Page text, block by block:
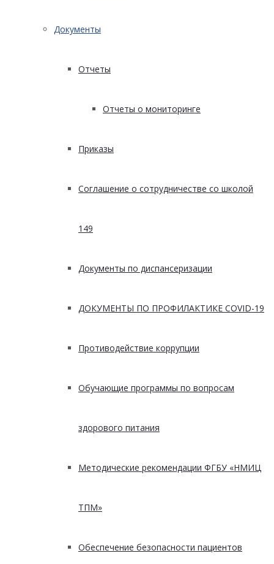
Документы
Отчеты
Отчеты о мониторинге
Приказы
Соглашение о сотрудничестве со школой
149
Документы по диспансеризации
ДОКУМЕНТЫ ПО ПРОФИЛАКТИКЕ COVID-19
Противодействие коррупции
Обучающие программы по вопросам
здорового питания
Методические рекомендации ФГБУ «НМИЦ
ТПМ»
Обеспечение безопасности пациентов